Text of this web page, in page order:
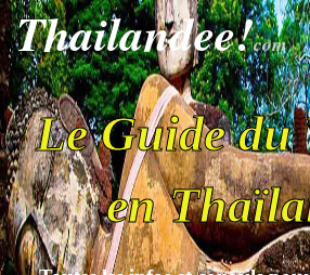
Thailandee!com
Le Guide du
en